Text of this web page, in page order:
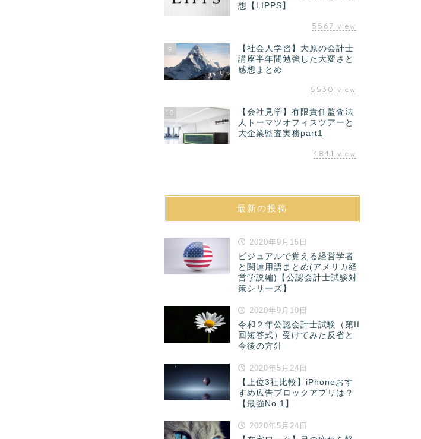
想【LIPPS】
5567 view
9
【社会人学習】大原の会計士
講座半年間勉強した大変さと
感想まとめ
5530 view
10
【会社見学】有限責任監査法
人トーマツオフィスツアーと
大企業監査実務part1
4841 view
最新の投稿
2020年9月15日
ビジュアルで覚える経営学者
と関連用語まとめ(アメリカ経
営学説編)【公認会計士試験対
策シリーズ】
2020年9月10日
令和２年公認会計士試験（第II
回短答式）受けてみた反省と
今後の方針
2020年5月24日
【上位3社比較】iPhoneおす
すめ広告ブロックアプリは？
【最強No.1】
2020年5月24日